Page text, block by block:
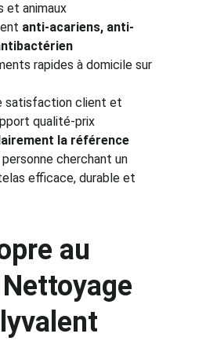
et animaux
anti-acariens, anti-
rapides à domicile sur
satisfaction client et
qualité-prix
la référence
cherchant un
efficace, durable et
au